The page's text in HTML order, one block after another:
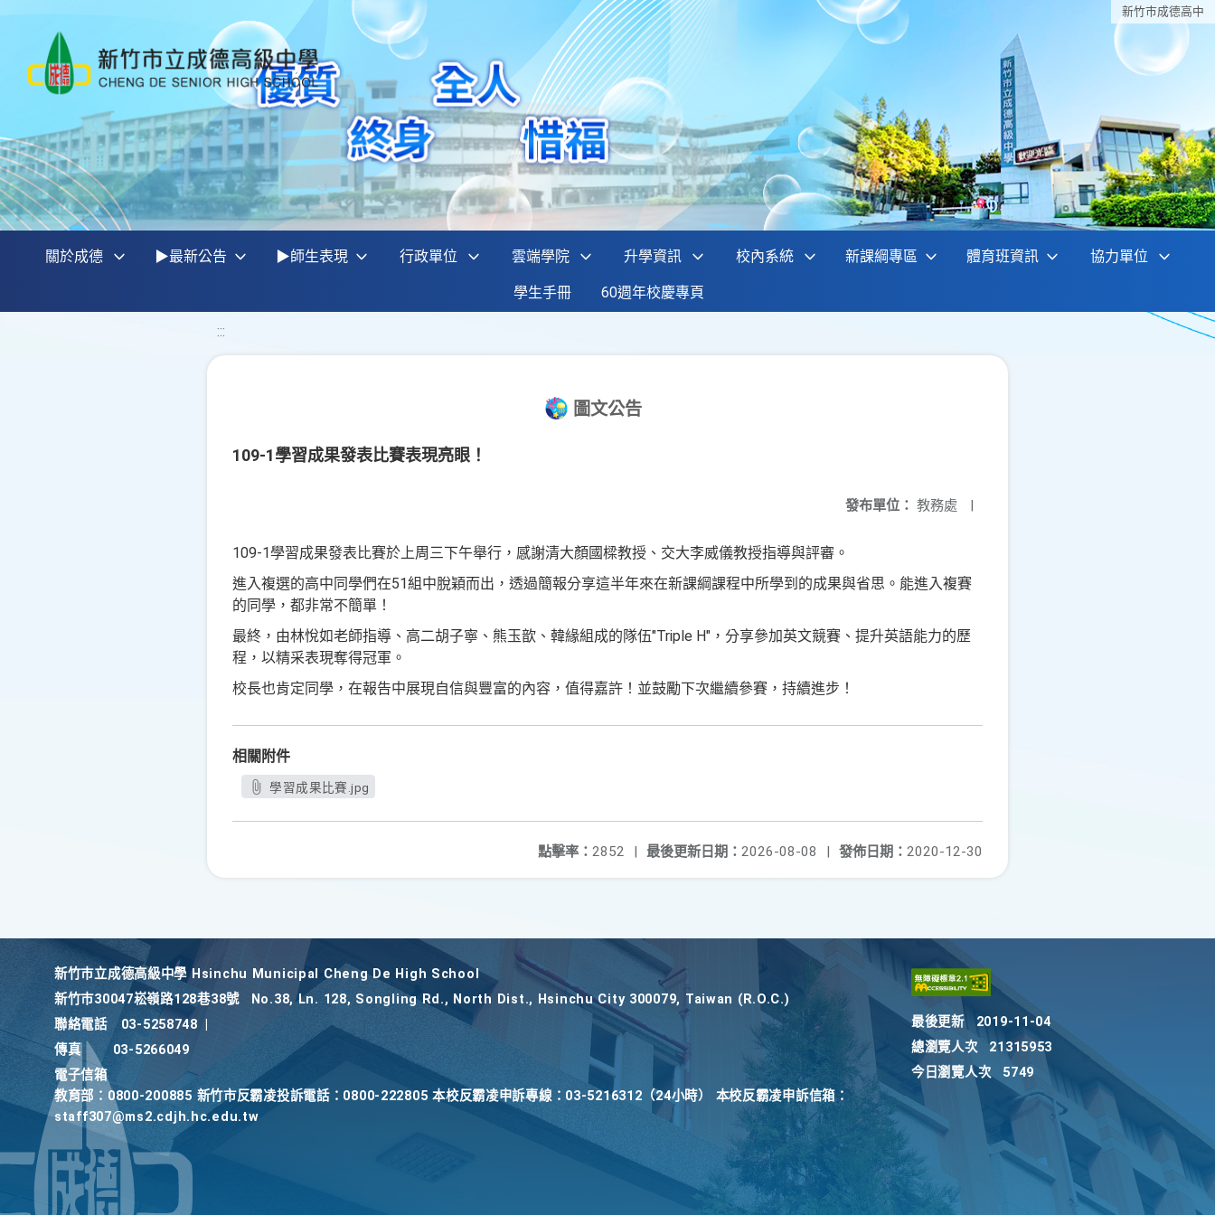
新竹巿成德高中
關於成德 ▶最新公告 ▶師生表現 行政單位 雲端學院 升學資訊 校內系統 新課綱專區 體育班資訊 協力單位
學生手冊 60週年校慶專頁
:::
圖文公告
109-1學習成果發表比賽表現亮眼！
發布單位： 教務處 |
109-1學習成果發表比賽於上周三下午舉行，感謝清大顏國樑教授、交大李威儀教授指導與評審。
進入複選的高中同學們在51組中脫穎而出，透過簡報分享這半年來在新課綱課程中所學到的成果與省思。能進入複賽
的同學，都非常不簡單！
最終，由林悅如老師指導、高二胡子寧、熊玉歆、韓緣組成的隊伍"Triple H"，分享參加英文競賽、提升英語能力的歷
程，以精采表現奪得冠軍。
校長也肯定同學，在報告中展現自信與豐富的內容，值得嘉許！並鼓勵下次繼續參賽，持續進步！
相關附件
學習成果比賽.jpg
發佈日期： 2020-12-30
最後更新日期： 2026-08-08 |
點擊率： 2852 |
新竹巿立成德高級中學 Hsinchu Municipal Cheng De High School
新竹巿30047崧嶺路128巷38號
No.38, Ln. 128, Songling Rd., North Dist., Hsinchu City 300079, Taiwan (R.O.C.)
聯絡電話
03-5258748
傳真
03-5266049
電子信箱
教育部：0800-200885 新竹市反霸凌投訴電話：0800-222805 本校反霸凌申訴專線：03-5216312（24小時） 本校反霸凌申訴信箱：
staff307@ms2.cdjh.hc.edu.tw
最後更新
2019-11-04
總瀏覽人次
21315953
今日瀏覽人次
5749